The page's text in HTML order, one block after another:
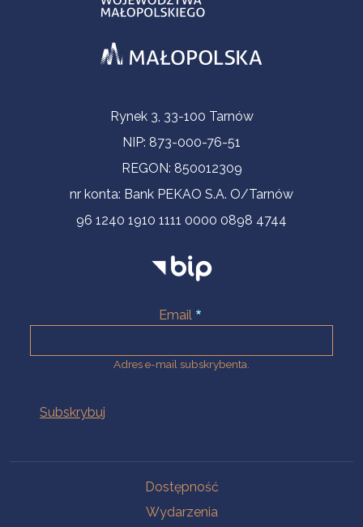
Informacje kontaktoweRynek 3, 33-100 Tarnów
NIP: 873-000-76-51
REGON: 850012309
nr konta: Bank PEKAO S.A. O/Tarnów
96 1240 1910 1111 0000 0898 4744
Email
Adres e-mail subskrybenta.
Dostępność
Wydarzenia